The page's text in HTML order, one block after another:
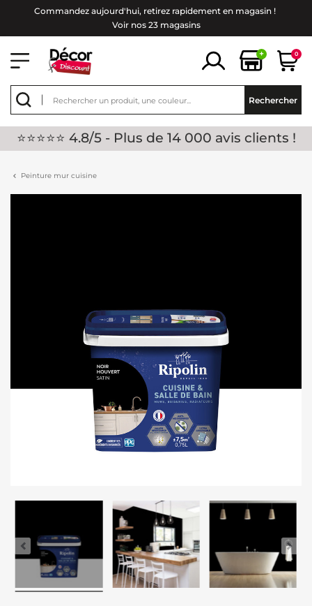
Commandez aujourd'hui, retirez rapidement en magasin !
Voir nos 23 magasins
+ 0
Rechercher
⭐⭐⭐⭐⭐ 4.8/5 - Plus de 14 000 avis clients !
Peinture mur cuisine